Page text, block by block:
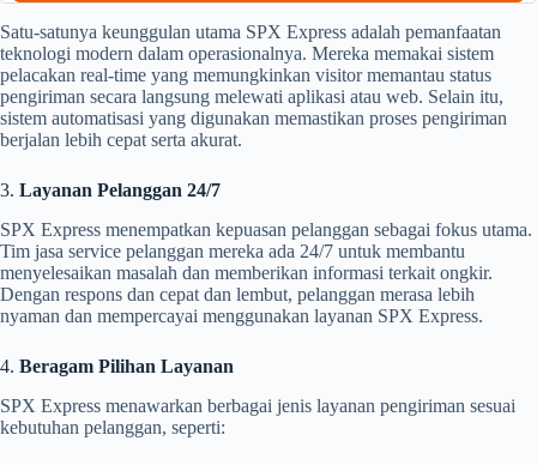
Satu-satunya keunggulan utama SPX Express adalah pemanfaatan
teknologi modern dalam operasionalnya. Mereka memakai sistem
pelacakan real-time yang memungkinkan visitor memantau status
pengiriman secara langsung melewati aplikasi atau web. Selain itu,
sistem automatisasi yang digunakan memastikan proses pengiriman
berjalan lebih cepat serta akurat.
3. Layanan Pelanggan 24/7
SPX Express menempatkan kepuasan pelanggan sebagai fokus utama.
Tim jasa service pelanggan mereka ada 24/7 untuk membantu
menyelesaikan masalah dan memberikan informasi terkait ongkir.
Dengan respons dan cepat dan lembut, pelanggan merasa lebih
nyaman dan mempercayai menggunakan layanan SPX Express.
4. Beragam Pilihan Layanan
SPX Express menawarkan berbagai jenis layanan pengiriman sesuai
kebutuhan pelanggan, seperti: